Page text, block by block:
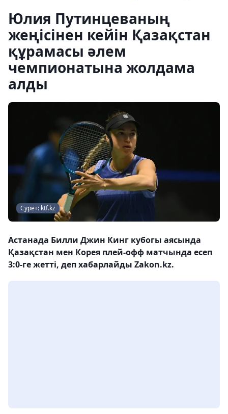
Юлия Путинцеваның
жеңісінен кейін Қазақстан
құрамасы әлем
чемпионатына жолдама
алды
Сурет: ktf.kz
Астанада Билли Джин Кинг кубогы аясында
Қазақстан мен Корея плей-офф матчында есеп
3:0-ге жетті, деп хабарлайды Zakon.kz.